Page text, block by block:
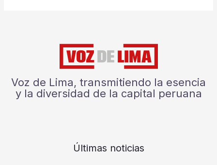
Voz de Lima, transmitiendo la esencia
y la diversidad de la capital peruana
Últimas noticias